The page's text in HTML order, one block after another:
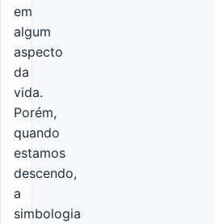
em
algum
aspecto
da
vida.
Porém,
quando
estamos
descendo,
a
simbologia